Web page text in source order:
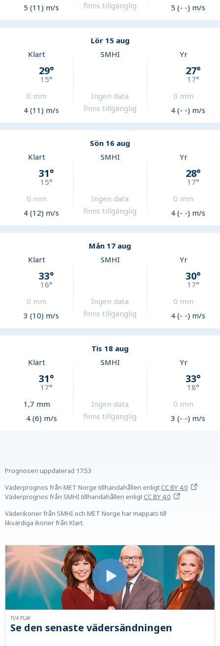
5 (11) m/s
finns tillgänglig
5 (- -) m/s
Lör 15 aug
Klart
29°
15°
0 mm
4 (11) m/s
SMHI
Ingen data
finns tillgänglig
Yr
27°
17°
0 mm
4 (- -) m/s
Sön 16 aug
Klart
31°
15°
0 mm
4 (12) m/s
SMHI
Ingen data
finns tillgänglig
Yr
28°
17°
0 mm
4 (- -) m/s
Mån 17 aug
Klart
33°
16°
0 mm
3 (10) m/s
SMHI
Ingen data
finns tillgänglig
Yr
30°
17°
0 mm
4 (- -) m/s
Tis 18 aug
Klart
31°
17°
1,7 mm
4 (6) m/s
SMHI
Ingen data
finns tillgänglig
Yr
33°
18°
0 mm
3 (- -) m/s
Prognosen uppdaterad 17:53
Väderprognos från MET Norge tillhandahållen enligtCC BY 4.0
Väderprognos från SMHI tillhandahållen enligtCC BY 4.0
Väderikoner från SMHI och MET Norge har mappats till
likvärdiga ikoner från Klart.
Se den senaste vädersändningen
TV4 PLAY